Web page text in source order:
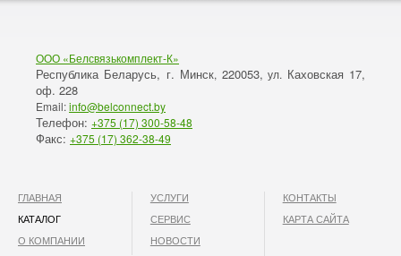
ООО «Белсвязькомплект-К»
Республика Беларусь, г. Минск, 220053, ул. Каховская 17,
оф. 228
Email:info@belconnect.by
Телефон: +375 (17) 300-58-48
Факс: +375 (17) 362-38-49
ГЛАВНАЯ
КАТАЛОГ
О КОМПАНИИ
УСЛУГИ
СЕРВИС
НОВОСТИ
КОНТАКТЫ
КАРТА САЙТА